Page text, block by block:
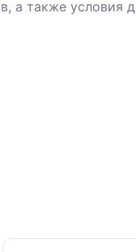
а также условия